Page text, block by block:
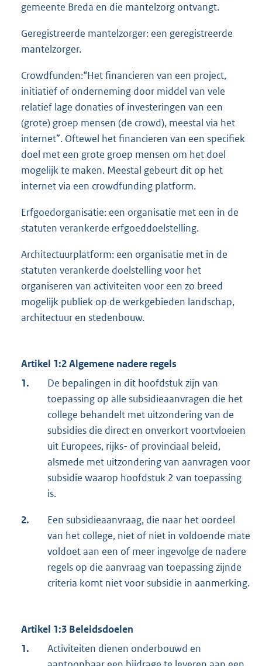
gemeente Breda en die mantelzorg ontvangt.
Geregistreerde mantelzorger: een geregistreerde
mantelzorger.
Crowdfunden:“Het financieren van een project,
initiatief of onderneming door middel van vele
relatief lage donaties of investeringen van een
(grote) groep mensen (de crowd), meestal via het
internet”. Oftewel het financieren van een specifiek
doel met een grote groep mensen om het doel
mogelijk te maken. Meestal gebeurt dit op het
internet via een crowdfunding platform.
Erfgoedorganisatie: een organisatie met een in de
statuten verankerde erfgoeddoelstelling.
Architectuurplatform: een organisatie met in de
statuten verankerde doelstelling voor het
organiseren van activiteiten voor een zo breed
mogelijk publiek op de werkgebieden landschap,
architectuur en stedenbouw.
Artikel 1:2 Algemene nadere regels
1.
De bepalingen in dit hoofdstuk zijn van
toepassing op alle subsidieaanvragen die het
college behandelt met uitzondering van de
subsidies die direct en onverkort voortvloeien
uit Europees, rijks- of provinciaal beleid,
alsmede met uitzondering van aanvragen voor
subsidie waarop hoofdstuk 2 van toepassing
is.
2.
Een subsidieaanvraag, die naar het oordeel
van het college, niet of niet in voldoende mate
voldoet aan een of meer ingevolge de nadere
regels op die aanvraag van toepassing zijnde
criteria komt niet voor subsidie in aanmerking.
Artikel 1:3 Beleidsdoelen
1.
Activiteiten dienen onderbouwd en